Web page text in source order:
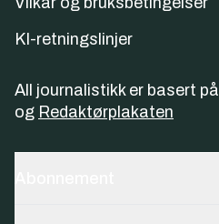
KI-retningslinjer
All journalistikk er basert på
og Redaktørplakaten